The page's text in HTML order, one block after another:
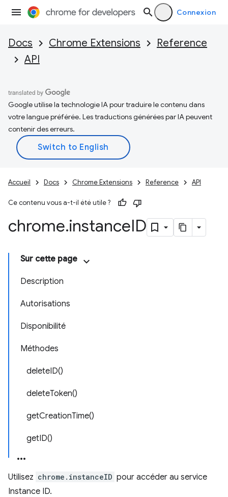
Connexion
Docs Chrome Extensions
Reference
API
Google utilise la technologie IA pour traduire le contenu dans
votre langue préférée. Les traductions générées par IA peuvent
contenir des erreurs.
Accueil Docs Chrome Extensions Reference API
Ce contenu vous a-t-il été utile ?
chrome.instanceID
Sur cette page
Description
Autorisations
Disponibilité
Méthodes
deleteID()
deleteToken()
getCreationTime()
getID()
Utilisez chrome.instanceID pour accéder au service
Instance ID.